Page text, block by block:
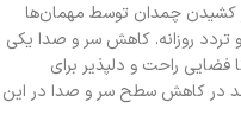
از کشیدن چمدان توسط مهمان‌ها
تردد روزانه. کاهش سر و صدا یکی
فضایی راحت و دلپذیر برای
در کاهش سطح سر و صدا در این